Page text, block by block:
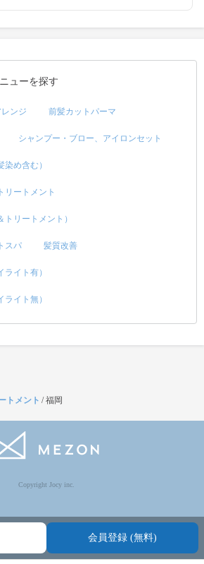
ューを探す
ンジ 前髪カットパーマ
シャンプー・ブロー、アイロンセット
め含む）
リートメント
リートメント）
スパ 髪質改善
イト有）
イト無）
会員登録 (無料)
トメント /福岡
Copyright Jocy inc.